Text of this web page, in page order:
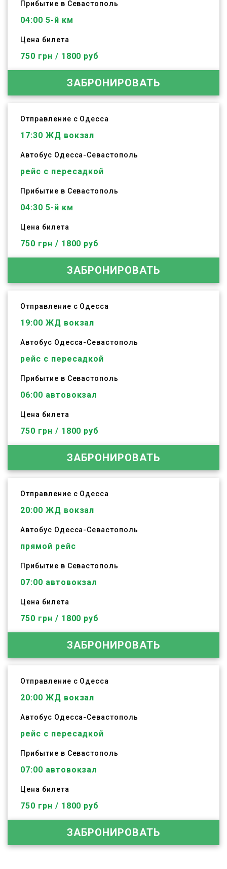
Прибытие в Севастополь
04:00 5-й км
Цена билета
750 грн / 1800 руб
ЗАБРОНИРОВАТЬ
Отправление с Одесса
17:30 ЖД вокзал
Автобус Одесса-Севастополь
рейс с пересадкой
Прибытие в Севастополь
04:30 5-й км
Цена билета
750 грн / 1800 руб
ЗАБРОНИРОВАТЬ
Отправление с Одесса
19:00 ЖД вокзал
Автобус Одесса-Севастополь
рейс с пересадкой
Прибытие в Севастополь
06:00 автовокзал
Цена билета
750 грн / 1800 руб
ЗАБРОНИРОВАТЬ
Отправление с Одесса
20:00 ЖД вокзал
Автобус Одесса-Севастополь
прямой рейс
Прибытие в Севастополь
07:00 автовокзал
Цена билета
750 грн / 1800 руб
ЗАБРОНИРОВАТЬ
Отправление с Одесса
20:00 ЖД вокзал
Автобус Одесса-Севастополь
рейс с пересадкой
Прибытие в Севастополь
07:00 автовокзал
Цена билета
750 грн / 1800 руб
ЗАБРОНИРОВАТЬ